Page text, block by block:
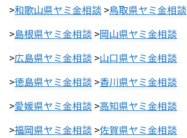
>和歌山県ヤミ金相談 >鳥取県ヤミ金相談
>島根県ヤミ金相談 >岡山県ヤミ金相談
>広島県ヤミ金相談 >山口県ヤミ金相談
>徳島県ヤミ金相談 >香川県ヤミ金相談
>愛媛県ヤミ金相談 >高知県ヤミ金相談
>福岡県ヤミ金相談 >佐賀県ヤミ金相談